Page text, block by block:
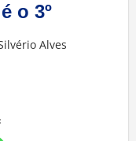
o 3º
Alves